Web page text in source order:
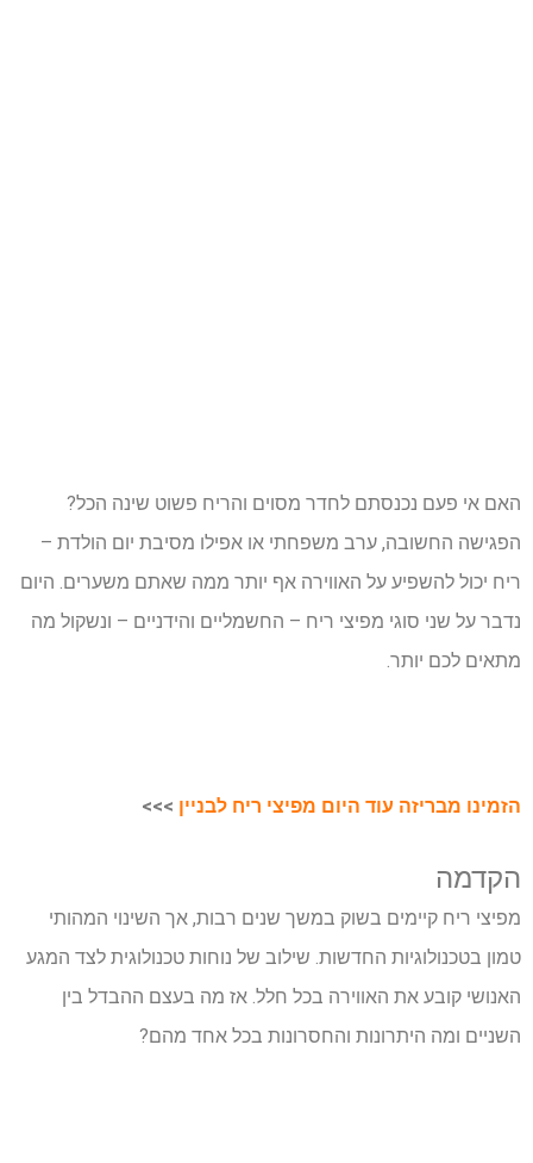
האם אי פעם נכנסתם לחדר מסוים והריח פשוט שינה הכל?
הפגישה החשובה, ערב משפחתי או אפילו מסיבת יום הולדת –
ריח יכול להשפיע על האווירה אף יותר ממה שאתם משערים. היום
נדבר על שני סוגי מפיצי ריח – החשמליים והידניים – ונשקול מה
מתאים לכם יותר.
הזמינו מבריזה עוד היום מפיצי ריח לבניין >>>
הקדמה
מפיצי ריח קיימים בשוק במשך שנים רבות, אך השינוי המהותי
טמון בטכנולוגיות החדשות. שילוב של נוחות טכנולוגית לצד המגע
האנושי קובע את האווירה בכל חלל. אז מה בעצם ההבדל בין
השניים ומה היתרונות והחסרונות בכל אחד מהם?